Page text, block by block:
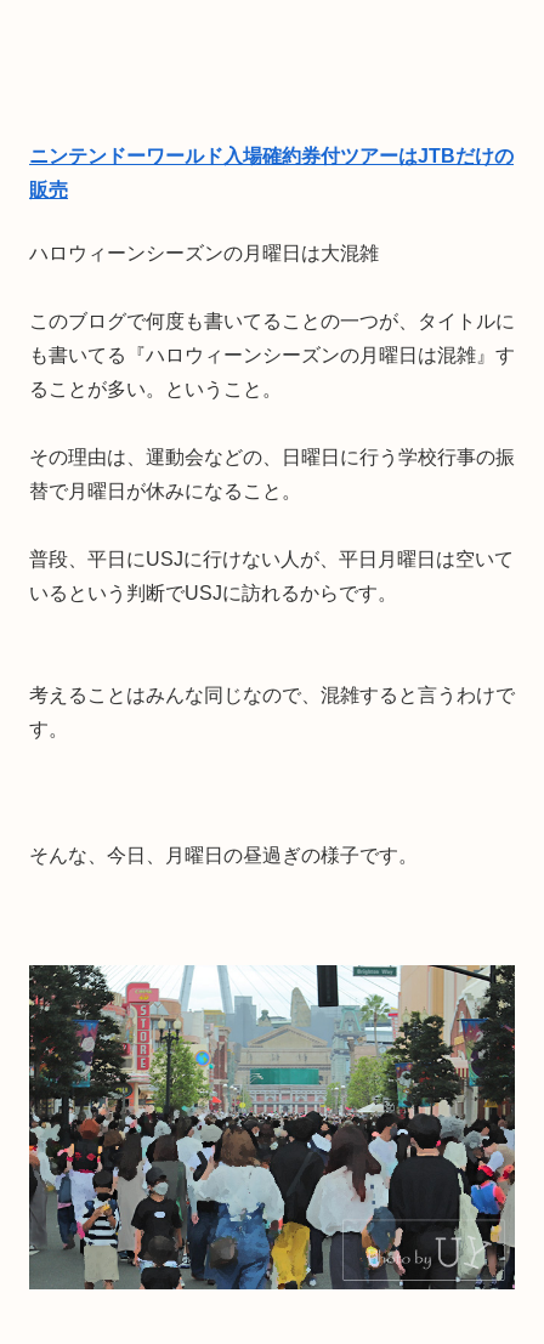
ニンテンドーワールド入場確約券付ツアーはJTBだけの
販売
ハロウィーンシーズンの月曜日は大混雑
このブログで何度も書いてることの一つが、タイトルに
も書いてる『ハロウィーンシーズンの月曜日は混雑』す
ることが多い。ということ。
その理由は、運動会などの、日曜日に行う学校行事の振
替で月曜日が休みになること。
普段、平日にUSJに行けない人が、平日月曜日は空いて
いるという判断でUSJに訪れるからです。
考えることはみんな同じなので、混雑すると言うわけで
す。
そんな、今日、月曜日の昼過ぎの様子です。